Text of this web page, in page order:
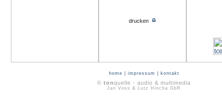
drucken
home impressum kontakt
© tonquelle - audio & multimedia
Jan Voss & Lutz Hincha GbR